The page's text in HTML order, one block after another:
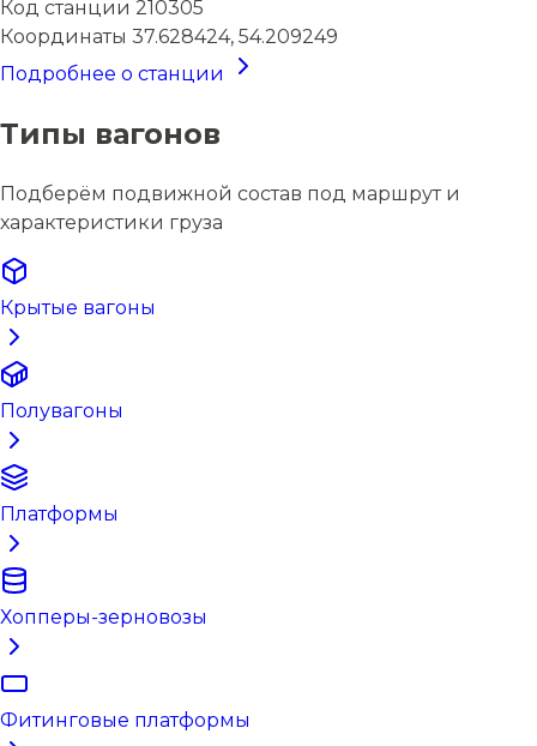
Код станции 210305
Координаты 37.628424, 54.209249
Подробнее о станции
Типы вагонов
Подберём подвижной состав под маршрут и
характеристики груза
Крытые вагоны
Полувагоны
Платформы
Хопперы-зерновозы
Фитинговые платформы